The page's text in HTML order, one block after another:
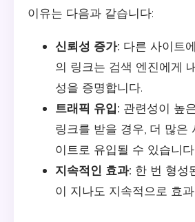
이유는 다음과 같습니다:
신뢰성 증가: 다른 사이트
의 링크는 검색 엔진에게
성을 증명합니다.
트래픽 유입: 관련성이 높
링크를 받을 경우, 더 많은
이트로 유입될 수 있습니다.
지속적인 효과: 한 번 형성
이 지나도 지속적으로 효